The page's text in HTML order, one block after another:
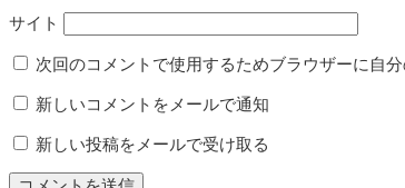
サイト
次回のコメントで使用するためブラウザーに自
新しいコメントをメールで通知
新しい投稿をメールで受け取る